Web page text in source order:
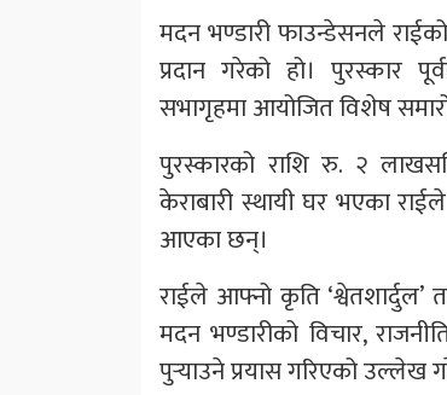
मदन भण्डारी फाउन्डेसनले
प्रदान गरेको हो। पुरस्कार
सभागृहमा आयोजित विशेष
पुरस्कारको राशि रु. २
केराबारी स्थायी घर भएका
आएका छन्।
राईले आफ्नो कृति
मदन भण्डारीको विचार,
पुर्‍याउने प्रयास गरिएको उल्लेख